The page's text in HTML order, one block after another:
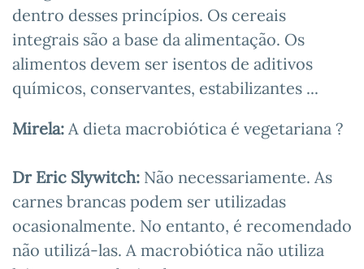
dentro desses princípios. Os cereais
integrais são a base da alimentação. Os
alimentos devem ser isentos de aditivos
químicos, conservantes, estabilizantes ...
Mirela: A dieta macrobiótica é vegetariana ?
Dr Eric Slywitch: Não necessariamente. As
carnes brancas podem ser utilizadas
ocasionalmente. No entanto, é recomendado
não utilizá-las. A macrobiótica não utiliza